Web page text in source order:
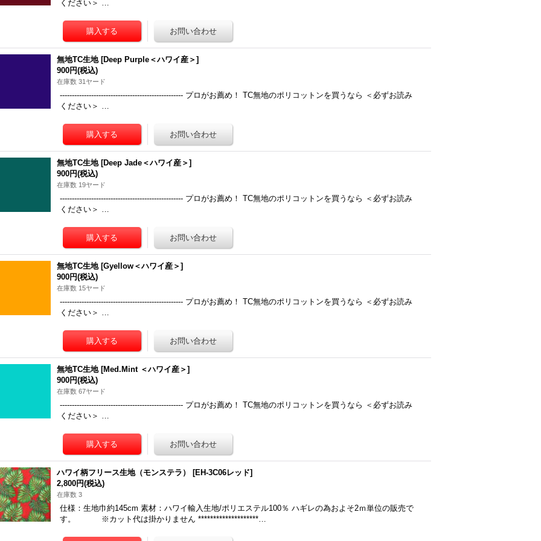
ください＞ …
無地TC生地 [Deep Purple＜ハワイ産＞ ]
900円(税込)
在庫数 31ヤード
--------------------------------------------------- プロがお薦め！ TC無地のポリコットンを買うなら ＜必ずお読み
ください＞ …
無地TC生地 [Deep Jade＜ハワイ産＞ ]
900円(税込)
在庫数 19ヤード
--------------------------------------------------- プロがお薦め！ TC無地のポリコットンを買うなら ＜必ずお読み
ください＞ …
無地TC生地 [Gyellow＜ハワイ産＞ ]
900円(税込)
在庫数 15ヤード
--------------------------------------------------- プロがお薦め！ TC無地のポリコットンを買うなら ＜必ずお読み
ください＞ …
無地TC生地 [Med.Mint ＜ハワイ産＞ ]
900円(税込)
在庫数 67ヤード
--------------------------------------------------- プロがお薦め！ TC無地のポリコットンを買うなら ＜必ずお読み
ください＞ …
ハワイ柄フリース生地（モンステラ） [EH-3C06レッド]
2,800円(税込)
在庫数 3
仕様：生地巾約145cm 素材：ハワイ輸入生地/ポリエステル100％ ハギレの為およそ2ｍ単位の販売で
す。 ※カット代は掛かりません ********************…